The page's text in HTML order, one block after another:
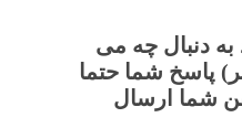
به دنبال چه می
پاسخ شما حتما
شما ارسال